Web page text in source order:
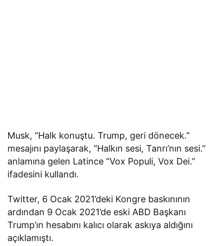
Musk, “Halk konuştu. Trump, geri dönecek.”
mesajını paylaşarak, “Halkın sesi, Tanrı’nın sesi.”
anlamına gelen Latince “Vox Populi, Vox Dei.”
ifadesini kullandı.
Twitter, 6 Ocak 2021’deki Kongre baskınının
ardından 9 Ocak 2021’de eski ABD Başkanı
Trump’ın hesabını kalıcı olarak askıya aldığını
açıklamıştı.